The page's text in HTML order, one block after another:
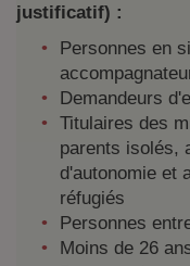
justificatif) :
Personnes en
Demandeurs
Titulaires des
parents isolés,
d'autonomie et
réfugiés
Personnes
Moins de 26